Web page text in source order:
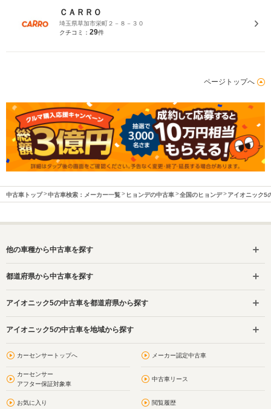
ＣＡＲＲＯ
埼玉県草加市栄町２－８－３０
クチコミ： 29件
ページトップへ
中古車トップ 中古車検索：メーカー一覧 ヒョンデの中古車 全国のヒョンデ アイオニック5
他の車種から中古車を探す
都道府県から中古車を探す
アイオニック5の中古車を都道府県から探す
アイオニック5の中古車を地域から探す
カーセンサートップへ メーカー認定中古車
カーセンサー
アフター保証対象車
中古車リース
お気に入り 閲覧履歴